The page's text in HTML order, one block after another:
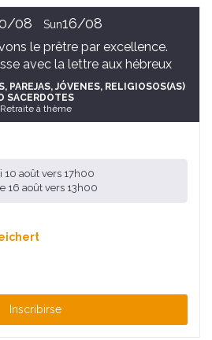
08 Sun16/08
le prêtre par excellence.
avec la lettre aux hébreux
PAREJAS, JÓVENES, RELIGIOSOS(AS)
SACERDOTES
Retraite à thème
août vers 17h00
16 août vers 13h00
Inscribirse